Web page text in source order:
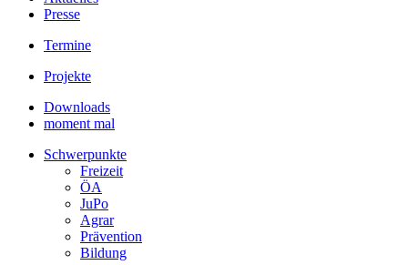
Presse
Termine
Projekte
Downloads
moment mal
Schwerpunkte
Freizeit
ÖA
JuPo
Agrar
Prävention
Bildung